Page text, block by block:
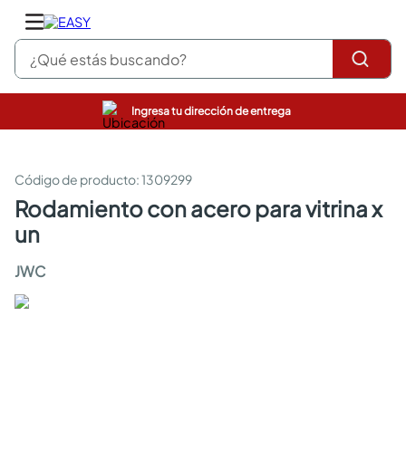
¿Qué estás buscando?
Ingresa tu dirección de entrega
:1309299
rodamiento con acero para vitrina x
un
JWC
pinturas
sanitarios
comedor
escritorio
armarios closet
comedores